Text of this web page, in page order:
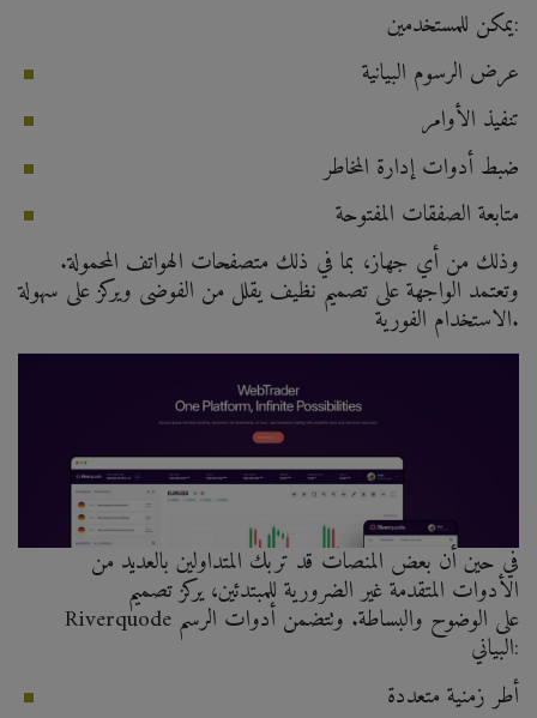
يمكن للمستخدمين:
عرض الرسوم البيانية
تنفيذ الأوامر
ضبط أدوات إدارة المخاطر
متابعة الصفقات المفتوحة
وذلك من أي جهاز، بما في ذلك متصفحات الهواتف المحمولة.
وتعتمد الواجهة على تصميم نظيف يقلل من الفوضى ويركز على سهولة
الاستخدام الفورية.
في حين أن بعض المنصات قد تربك المتداولين بالعديد من
الأدوات المتقدمة غير الضرورية للمبتدئين، يركز تصميم
Riverquode على الوضوح والبساطة. وتتضمن أدوات الرسم
البياني:
أطر زمنية متعددة